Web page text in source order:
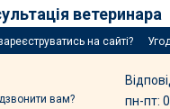
ветеринара
на сайті?
вам?
пн-пт: